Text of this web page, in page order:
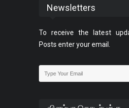
Newsletters
To receive the latest
Posts enter your email.